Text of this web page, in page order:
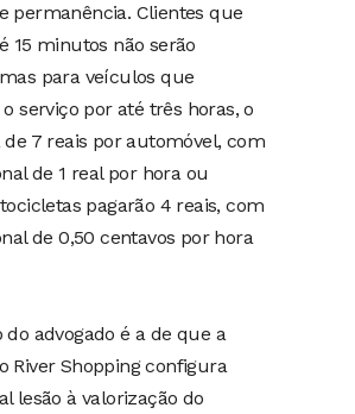
permanência. Clientes que
15 minutos não serão
para veículos que
serviço por até três horas, o
7 reais por automóvel, com
de 1 real por hora ou
pagarão 4 reais, com
de 0,50 centavos por hora
do advogado é a de que a
River Shopping configura
lesão à valorização do